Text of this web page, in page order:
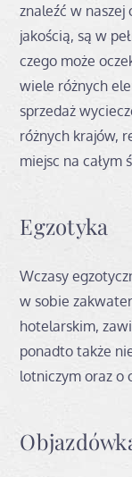
znaleźć w naszej
jakością, są w
czego może
wiele różnych
sprzedaż
różnych krajów,
miejsc na całym
Egzotyka
Wczasy
w sobie
hotelarskim,
ponadto także
lotniczym oraz o